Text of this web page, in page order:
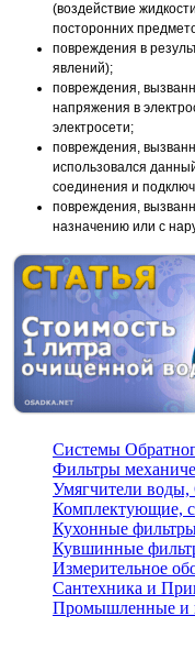
(воздействие
посторонних
повреждения в
явлений);
повреждения,
напряжения в
электросети;
повреждения,
использовался
соединения и
повреждения,
назначению или с
Системы
Фильтры
Умягчители воды,
Комплектующие,
Кухонные
Кувшинные
Измерительное
Сантехника и
Промышленные и